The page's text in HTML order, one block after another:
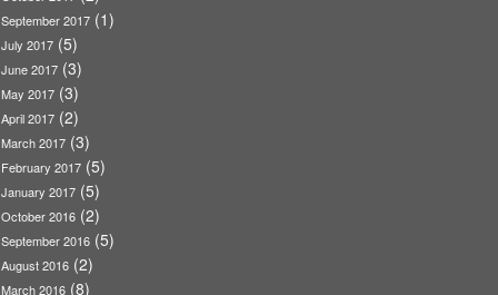
September 2017 (1)
July 2017 (5)
June 2017 (3)
May 2017 (3)
April 2017 (2)
March 2017 (3)
February 2017 (5)
January 2017 (5)
October 2016 (2)
September 2016 (5)
August 2016 (2)
March 2016 (8)